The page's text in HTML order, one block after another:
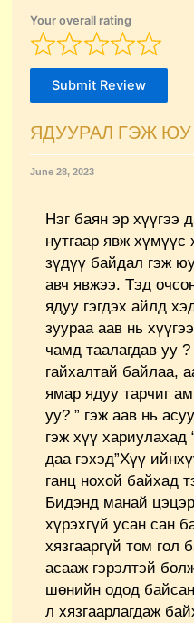
Your overall rating
Submit Review
ЯДУУРАЛ ГЭЖ
June 28, 2023
Нэг баян эр хүүгээ
нутгаар явж хүмүүс
зүдүү байдал гэж
авч явжээ. Тэд
ядуу гэгдэх айлд
зуураа аав нь
чамд таалагдав уу ?
гайхалтай байлаа,
ямар ядуу тарчиг
уу? ” гэж аав нь
гэж хүү хариулахад
даа гэхэд”Хүү
ганц нохой байхад
Бидэнд манай
хүрэхгүй усан сан
хязгааргүй том гол
асааж гэрэлтэй
шөнийн одод
л хязгаарлагдаж